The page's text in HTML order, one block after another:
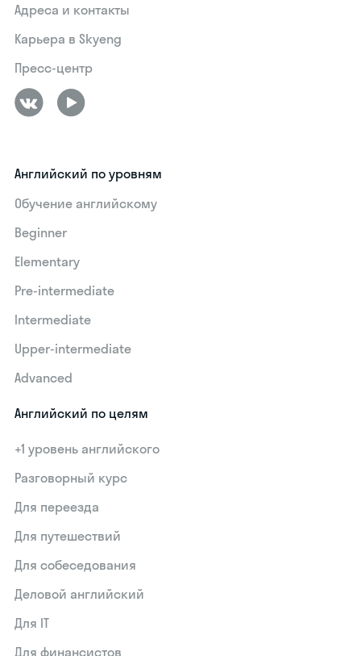
Адреса и контакты
Карьера в Skyeng
Пресс-центр
Английский по уровням
Обучение английскому
Beginner
Elementary
Pre-intermediate
Intermediate
Upper-intermediate
Advanced
Английский по целям
+1 уровень английского
Разговорный курс
Для переезда
Для путешествий
Для собеседования
Деловой английский
Для IT
Для финансистов